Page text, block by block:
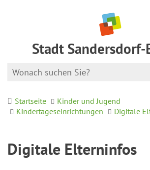
Stadt Sandersdorf-
Startseite
Kinder und Jugend
Kindertageseinrichtungen
Digitale
Digitale Elterninfos